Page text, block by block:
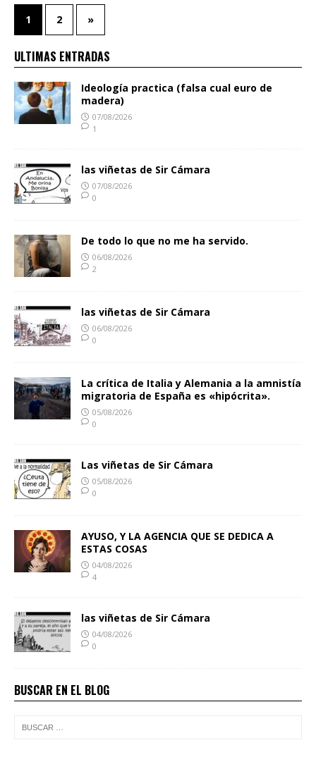
1 2 »
ULTIMAS ENTRADAS
Ideología practica (falsa cual euro de
madera)
07/08/2026
1
las viñetas de Sir Cámara
07/08/2026
0
De todo lo que no me ha servido.
06/08/2026
2
las viñetas de Sir Cámara
06/08/2026
0
La crítica de Italia y Alemania a la amnistía
migratoria de España es «hipócrita».
05/08/2026
0
Las viñetas de Sir Cámara
05/08/2026
0
AYUSO, Y LA AGENCIA QUE SE DEDICA A
ESTAS COSAS
04/08/2026
4
las viñetas de Sir Cámara
04/08/2026
0
BUSCAR EN EL BLOG